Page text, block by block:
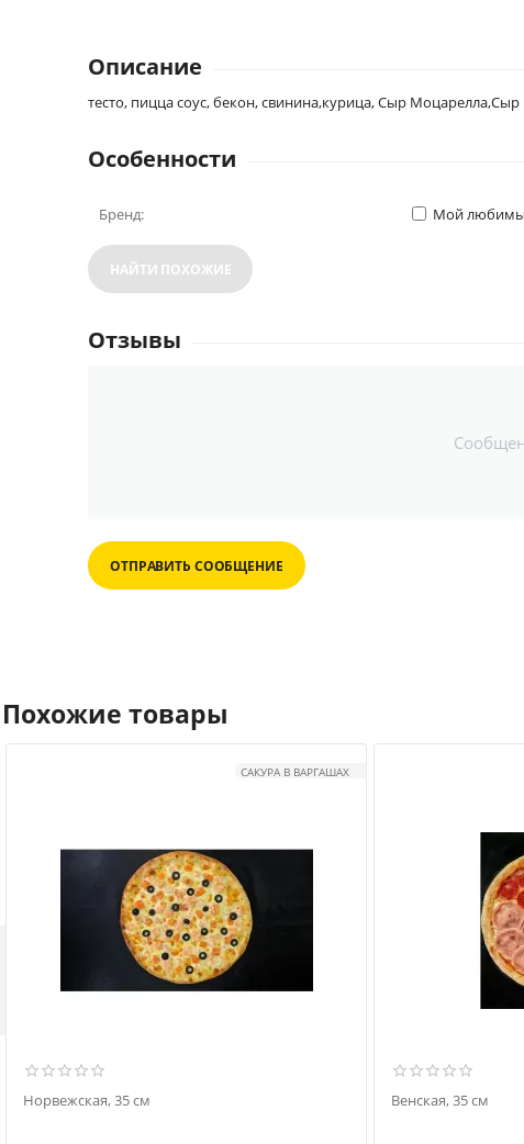
Описание
тесто, пицца соус, бекон, свинина,курица, Сыр
Особенности
Бренд: Мой
НАЙТИ ПОХОЖИЕ
Отзывы
ОТПРАВИТЬ СООБЩЕНИЕ
Похожие товары
САКУРА В ВАРГАШАХ
Норвежская, 35 см Венская, 35 см